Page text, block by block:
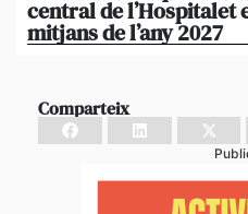
central de l’Hospitalet
mitjans de l’any 2027
Comparteix